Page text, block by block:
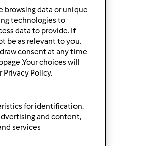
browsing data or unique
technologies to
data to provide. If
be as relevant to you.
consent at any time
.Your choices will
Policy.
for identification.
and content,
services